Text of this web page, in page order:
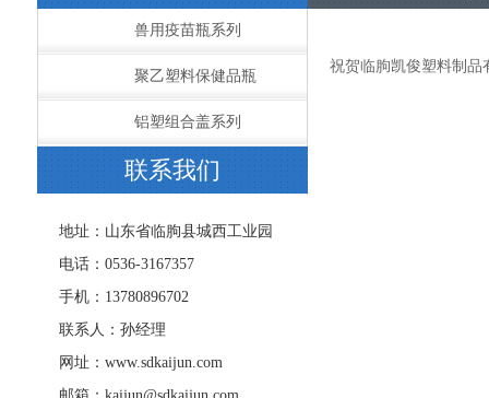
兽用疫苗瓶系列
聚乙塑料保健品瓶
铝塑组合盖系列
联系我们
地址：山东省临朐县城西工业园
电话：0536-3167357
手机：13780896702
联系人：孙经理
网址：www.sdkaijun.com
祝贺临朐凯俊塑料制品